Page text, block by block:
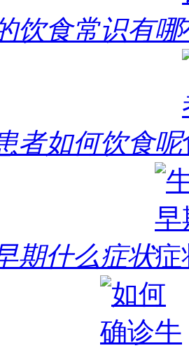
饮食常识有哪
者如何饮食呢
期什么症状